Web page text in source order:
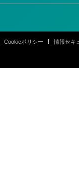
Cookieポリシー 情報セキ